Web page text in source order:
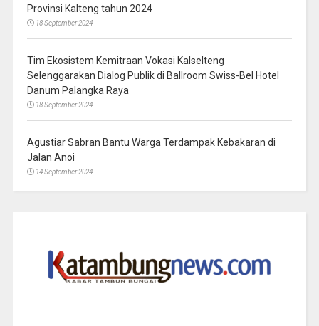
Provinsi Kalteng tahun 2024
18 September 2024
Tim Ekosistem Kemitraan Vokasi Kalselteng
Selenggarakan Dialog Publik di Ballroom Swiss-Bel Hotel
Danum Palangka Raya
18 September 2024
Agustiar Sabran Bantu Warga Terdampak Kebakaran di
Jalan Anoi
14 September 2024